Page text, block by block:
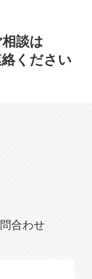
談は
ください
合わせ